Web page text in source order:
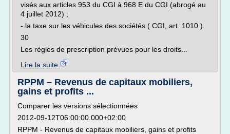
visés aux articles 953 du CGI à 968 E du CGI (abrogé au
4 juillet 2012) ;
- la taxe sur les véhicules des sociétés ( CGI, art. 1010 ).
30
Les règles de prescription prévues pour les droits...
Lire la suite
RPPM – Revenus de capitaux mobiliers,
gains et profits ...
Comparer les versions sélectionnées
2012-09-12T06:00:00.000+02:00
RPPM - Revenus de capitaux mobiliers, gains et profits